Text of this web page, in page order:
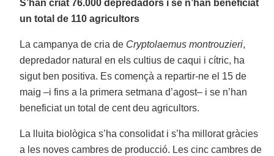
S’han criat 76.000 depredadors i se n’han beneficiat
un total de 110 agricultors
La campanya de cria de Cryptolaemus montrouzieri,
depredador natural en els cultius de caqui i cítric, ha
sigut ben positiva. Es començà a repartir-ne el 15 de
maig –i fins a la primera setmana d’agost– i se n’han
beneficiat un total de cent deu agricultors.
La lluita biològica s’ha consolidat i s’ha millorat gràcies
a les noves cambres de producció. Les cinc cambres de